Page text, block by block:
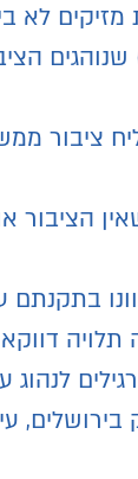
מזיקים לא
ציבור
הציבור
בתקנתם